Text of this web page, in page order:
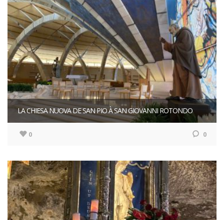
LA CHIESA NUOVA DE SAN PIO À SAN GIOVANNI ROTONDO
0 0